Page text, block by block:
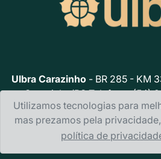
Ulbra Carazinho- BR 285 - KM
Carazinho/RS Telefone: (54)
Política de
Utilizamos tecnologias para
mas prezamos pela
política de